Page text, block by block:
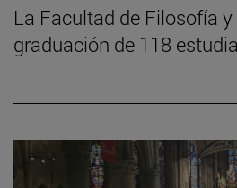
La Facultad de Filosofía
graduación de 118